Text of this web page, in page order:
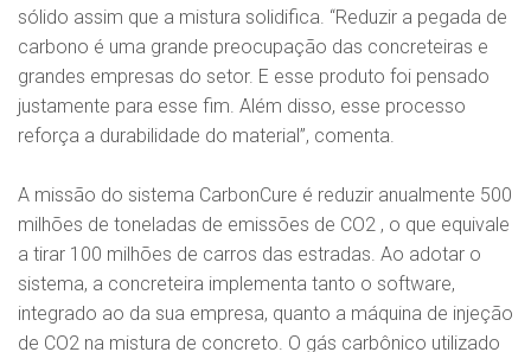
sólido assim que a mistura solidifica. “Reduzir a pegada de
carbono é uma grande preocupação das concreteiras e
grandes empresas do setor. E esse produto foi pensado
justamente para esse fim. Além disso, esse processo
reforça a durabilidade do material”, comenta.
A missão do sistema CarbonCure é reduzir anualmente 500
milhões de toneladas de emissões de CO2 , o que equivale
a tirar 100 milhões de carros das estradas. Ao adotar o
sistema, a concreteira implementa tanto o software,
integrado ao da sua empresa, quanto a máquina de injeção
de CO2 na mistura de concreto. O gás carbônico utilizado